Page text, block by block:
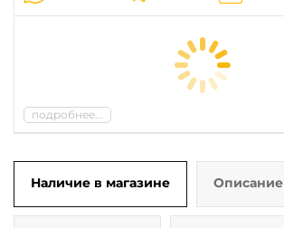
подробнее...
Наличие в магазине Описание